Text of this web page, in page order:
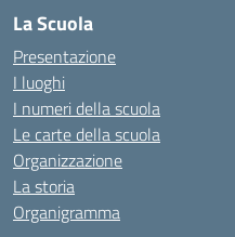
La Scuola
Presentazione
I luoghi
I numeri della scuola
Le carte della scuola
Organizzazione
La storia
Organigramma